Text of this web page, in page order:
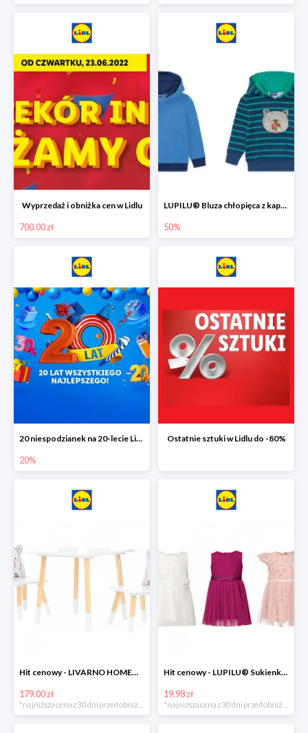
Wyprzedaż i obniżka cen w Lidlu
700.00 zł
LUPILU® Bluza chłopięca z kapturem
50%
20 niespodzianek na 20-lecie Lidla do -20%
20%
Ostatnie sztuki w Lidlu do -80%
Hit cenowy - LIVARNO HOME® Stolik i 2 krzesełka dla dzieci
179.00 zł
Hit cenowy - LUPILU® Sukienka niemowlęca
19.98 zł